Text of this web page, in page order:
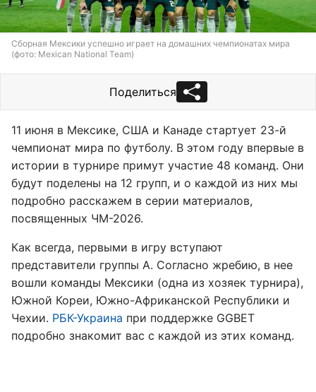
Сборная Мексики успешно играет на домашних чемпионатах мира
(фото: Mexican National Team)
Поделиться
11 июня в Мексике, США и Канаде стартует 23-й
чемпионат мира по футболу. В этом году впервые в
истории в турнире примут участие 48 команд. Они
будут поделены на 12 групп, и о каждой из них мы
подробно расскажем в серии материалов,
посвященных ЧМ-2026.
Как всегда, первыми в игру вступают
представители группы А. Согласно жребию, в нее
вошли команды Мексики (одна из хозяек турнира),
Южной Кореи, Южно-Африканской Республики и
Чехии. РБК-Украина при поддержке GGBET
подробно знакомит вас с каждой из этих команд.